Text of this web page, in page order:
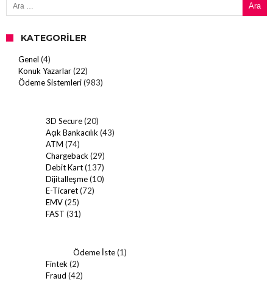
KATEGORILER
Genel (4)
Konuk Yazarlar(22)
Ödeme Sistemleri(983)
3D Secure(20)
Açık Bankacılık (43)
ATM (74)
Chargeback (29)
Debit Kart(137)
Dijitalleşme(10)
E-Ticaret(72)
EMV(25)
FAST (31)
Ödeme İste(1)
Fintek (2)
Fraud (42)